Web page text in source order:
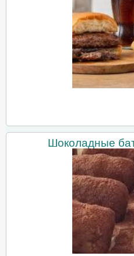
Шоколадные